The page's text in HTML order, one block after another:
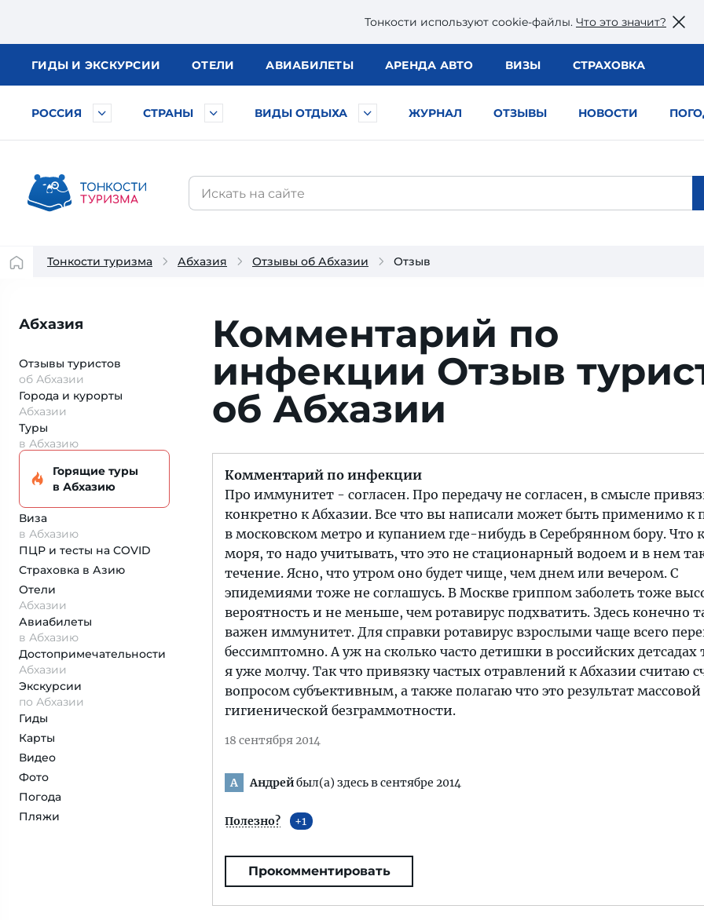
Тонкости используют сookie-файлы. Что это значит?
ГИДЫ И ЭКСКУРСИИ ОТЕЛИ АВИАБИЛЕТЫ АРЕНДА АВТО ВИЗЫ СТРАХОВКА
РОССИЯ СТРАНЫ ВИДЫ ОТДЫХА ЖУРНАЛ ОТЗЫВЫ НОВОСТИ
Тонкости туризма Абхазия Отзывы об Абхазии Отзыв
Абхазия
Отзывы туристов
об Абхазии
Города и курорты
Абхазии
Туры
в Абхазию
Горящие туры
в Абхазию
Виза
в Абхазию
ПЦР и тесты на COVID
Страховка в Азию
Отели
Абхазии
Авиабилеты
в Абхазию
Достопримеча­тельности
Абхазии
Экскурсии
по Абхазии
Гиды
Карты
Видео
Фото
Погода
Пляжи
Комментарий по
инфекции Отзыв
об Абхазии
Комментарий по инфекции
Про иммунитет - согласен. Про передачу не согласен, в смысле
конкретно к Абхазии. Все что вы написали может быть применимо к
в московском метро и купанием где-нибудь в Серебрянном бору. Что
моря, то надо учитывать, что это не стационарный водоем и в нем
течение. Ясно, что утром оно будет чище, чем днем или вечером. С
эпидемиями тоже не соглашусь. В Москве гриппом заболеть тоже
вероятность и не меньше, чем ротавирус подхватить. Здесь конечно
важен иммунитет. Для справки ротавирус взрослыми чаще всего
бессимптомно. А уж на сколько часто детишки в российских детсадах
я уже молчу. Так что привязку частых отравлений к Абхазии считаю
вопросом субъективным, а также полагаю что это результат массовой
гигиенической безграммотности.
18 сентября 2014
А Андрейбыл(а) здесь в сентябре 2014
Полезно? 1
Прокомментировать